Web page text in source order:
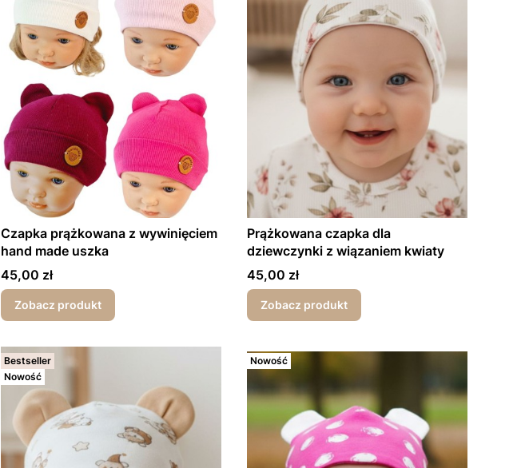
Czapka prążkowana z wywinięciem
hand made uszka
Cena
45,00 zł
Zobacz produkt
Prążkowana czapka dla
dziewczynki z wiązaniem kwiaty
Cena
45,00 zł
Zobacz produkt
Bestseller
Nowość
Nowość